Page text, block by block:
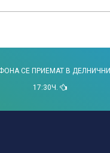
СЕ ПРИЕМАТ В
17:30Ч.